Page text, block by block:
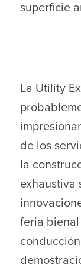
superficie
La Utility
de los
la
exhaustiva
feria